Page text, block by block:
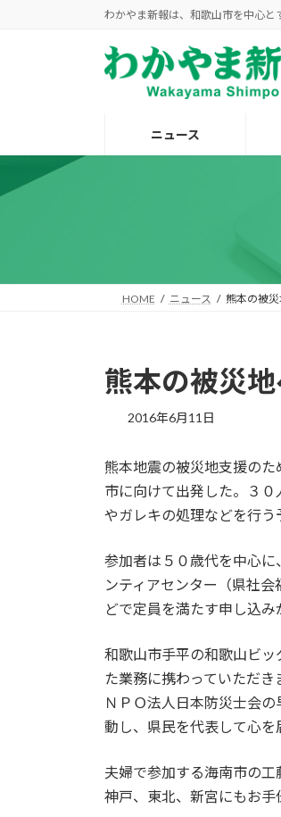
キ
に
わかやま新報は、和歌山市を中心と
ニュース
HOME ニュース 熊本の被
熊本の被災
2016年6月11日
熊本地震の被災地支援の
市に向けて出発した。３
やガレキの処理などを行う
参加者は５０歳代を中心
ンティアセンター（県社
どで定員を満たす申し込み
和歌山市手平の和歌山ビ
た業務に携わっていただ
ＮＰＯ法人日本防災士会
動し、県民を代表して心を
夫婦で参加する海南市の工
神戸、東北、新宮にもお手